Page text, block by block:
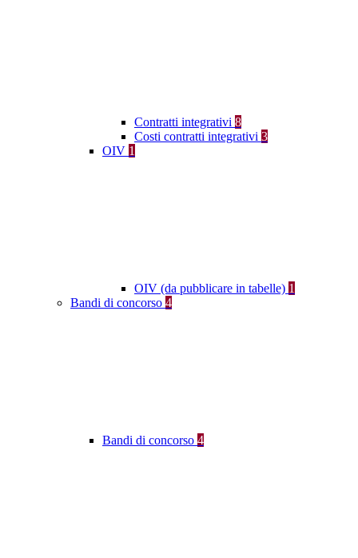
Contratti integrativi 8
Costi contratti integrativi 3
OIV 1
OIV (da pubblicare in tabelle) 1
Bandi di concorso 4
Bandi di concorso 4